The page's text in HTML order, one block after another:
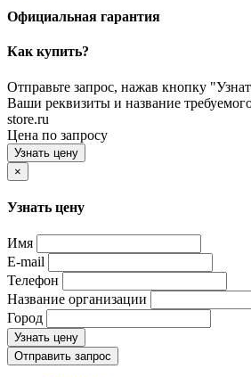
Официальная гарантия
Как купить?
Отправьте запрос, нажав кнопку
Ваши реквизиты и название
store.ru
Цена по запросу
Узнать цену
×
Узнать цену
Имя
E-mail
Телефон
Название организации
Город
Узнать цену
Отправить запрос